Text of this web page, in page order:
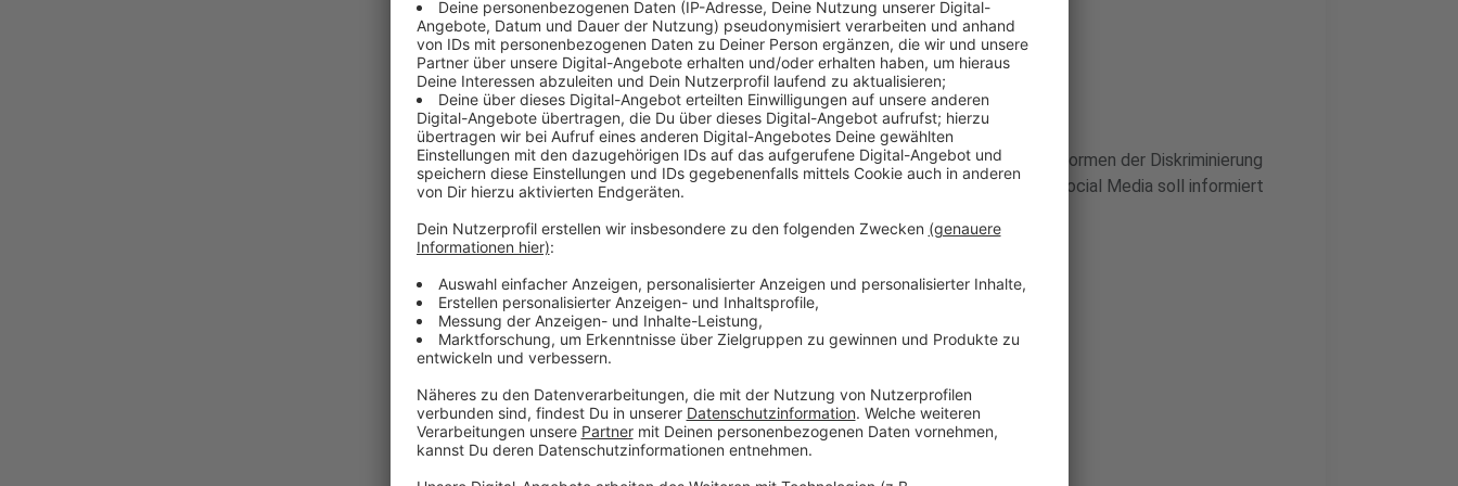
Veröffentlicht:Dienstag, 09.09.2025 14:45
Anzeige
Dabei geht es um Themen wie Rassismus, Sexismus und andere Formen der Diskriminierung
und was man dagegen tun kann. Auch über das Thema Hass auf Social Media soll informiert
Weitere Meldungen aus Leverkusen
Anzeige
Sperrungen am Skatepark in Leverkusen